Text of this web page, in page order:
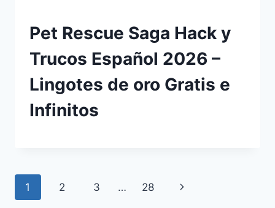
Pet Rescue Saga Hack y
Trucos Español 2026 –
Lingotes de oro Gratis e
Infinitos
Navegación
1 2 3 … 28
Siguiente